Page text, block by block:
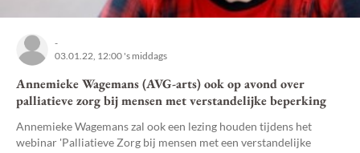
-
03.01.22, 12:00 's middags
Annemieke Wagemans (AVG-arts) ook op avond over
palliatieve zorg bij mensen met verstandelijke beperking
Annemieke Wagemans zal ook een lezing houden tijdens het
webinar 'Palliatieve Zorg bij mensen met een verstandelijke